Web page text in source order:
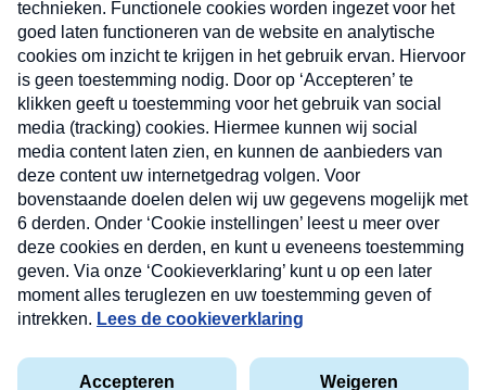
Verzend
Privacyverklaring
Cookieverklaring
Nieuwsbrief
Neem hier een gratis abonnement op onze
nieuwsbrief. Elke vrijdag- en dinsdagochtend in uw